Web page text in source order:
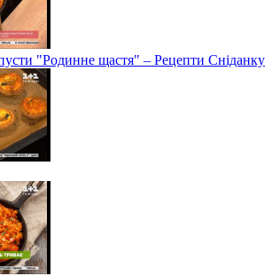
"Родинне щастя" – Рецепти Сніданку